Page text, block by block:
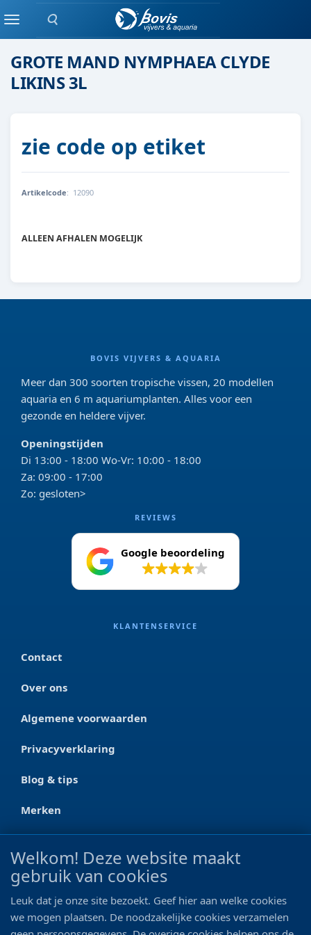
Zoeken
Menuwaterlelie
GROTE MAND NYMPHAEA CLYDE
LIKINS 3L
zie code op etiket
Artikelcode: 12090
8719743710504
ALLEEN AFHALEN MOGELIJK
BOVIS VIJVERS & AQUARIA
Meer dan 300 soorten tropische vissen, 20 modellen
aquaria en 6 m aquariumplanten. Alles voor een
gezonde en heldere vijver.
Openingstijden
Di 13:00 - 18:00 Wo-Vr: 10:00 - 18:00
Za: 09:00 - 17:00
Zo: gesloten>
REVIEWS
Google beoordeling
KLANTENSERVICE
Contact
Over ons
Algemene voorwaarden
Privacyverklaring
Blog & tips
Merken
CONTACT
Ootmarsumseweg 125a
0546 - 622 990
Welkom! Deze website maakt
gebruik van cookies
Leuk dat je onze site bezoekt. Geef hier aan welke cookies
we mogen plaatsen. De noodzakelijke cookies verzamelen